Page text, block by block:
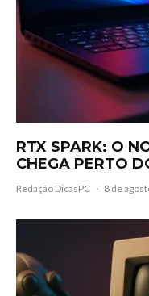
RTX SPARK: O
CHEGA PERTO
Redação DicasPC · 8 de